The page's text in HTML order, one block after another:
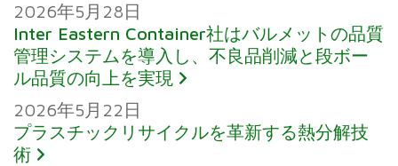
2026年5月28日
Inter Eastern Container社はバルメットの品質
管理システムを導入し、不良品削減と段ボー
ル品質の向上を実現
2026年5月22日
プラスチックリサイクルを革新する熱分解技
術